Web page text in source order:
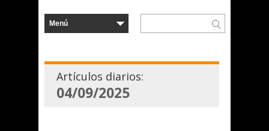
Artículos diarios:
04/09/2025